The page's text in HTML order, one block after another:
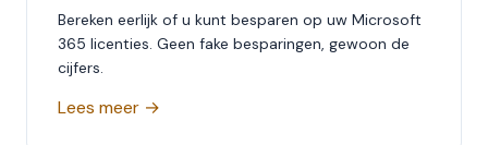
Bereken eerlijk of u kunt besparen op uw Microsoft
365 licenties. Geen fake besparingen, gewoon de
cijfers.
Lees meer →